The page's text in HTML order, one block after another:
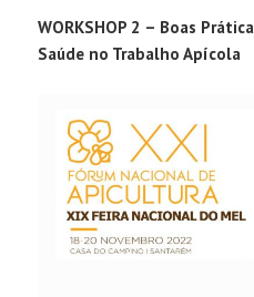
WORKSHOP 2 – Boas
Saúde no Trabalho Apícola